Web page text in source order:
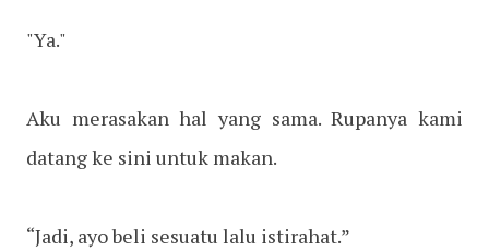
"Ya."
Aku merasakan hal yang sama. Rupanya kami
datang ke sini untuk makan.
“Jadi, ayo beli sesuatu lalu istirahat.”